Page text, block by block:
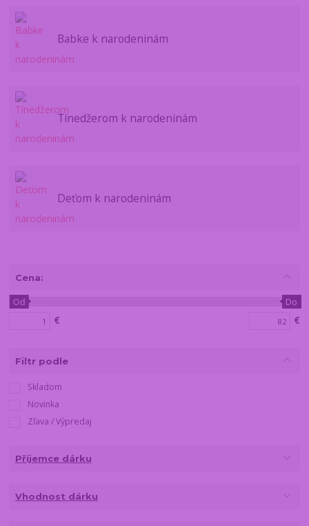
Babke k narodeninám
Tínedžerom k narodeninám
Deťom k narodeninám
Cena:
€
Od Do
€
Filtr podle
Skladom
Novinka
Zľava / Výpredaj
Příjemce dárku
Vhodnost dárku